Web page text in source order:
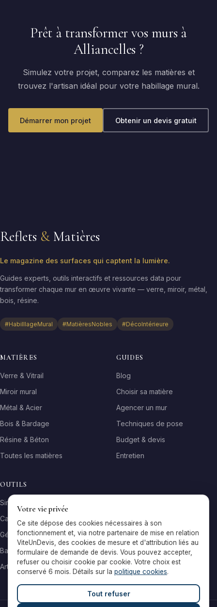
Prêt à transformer vos murs à
Alliancelles ?
Simulez votre projet, comparez les matières et
trouvez l'artisan idéal pour votre habillage mural.
Démarrer mon projet Obtenir un devis gratuit
Reflets & Matières
Le magazine des surfaces qui captent la lumière.
Guides experts, outils interactifs et ressources data pour
transformer chaque mur en œuvre vivante — verre, miroir, métal,
bois, résine.
#HabilllageMural #MatièresNobles #DécoIntérieure
MATIÈRES
Verre & Vitrail
Miroir mural
Métal & Acier
Bois & Bardage
Résine & Béton
Toutes les matières
GUIDES
Blog
Choisir sa matière
Agencer un mur
Techniques de pose
Budget & devis
Entretien
OUTILS
Simulateur matière
Calculateur surface
Générateur galerie
Baromètre de prix
Artisans par ville
Votre vie privée
Ce site dépose des cookies nécessaires à son
fonctionnement et, via notre partenaire de mise en relation
ViteUnDevis, des cookies de mesure et d'attribution liés au
formulaire de demande de devis. Vous pouvez accepter,
refuser ou choisir cookie par cookie. Votre choix est
conservé 6 mois. Détails sur la politique cookies.
Tout refuser